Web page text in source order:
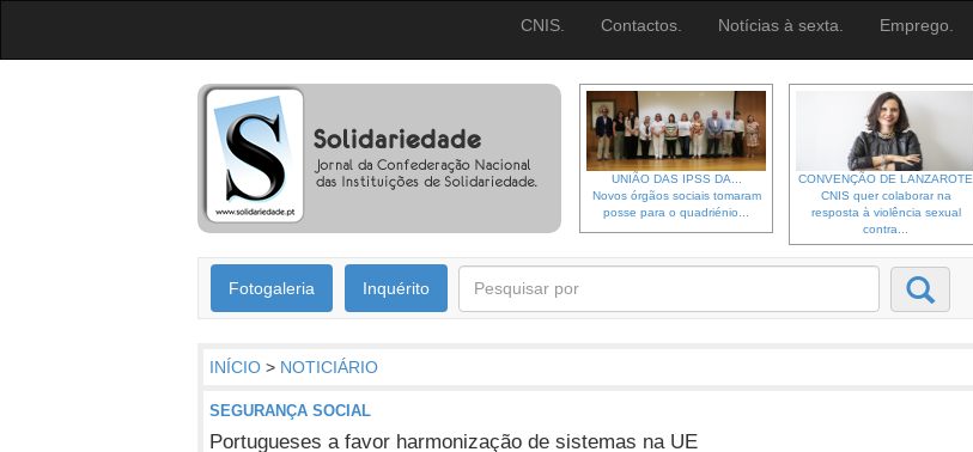
CNIS. Contactos. Notícias à sexta. Emprego.
UNIÃO DAS IPSS DA...
Novos órgãos sociais tomaram
posse para o quadriénio...
CONVENÇÃO DE LANZAROTE
CNIS quer colaborar na
resposta à violência sexual
contra...
Fotogaleria Inquérito
INÍCIO > NOTICIÁRIO
SEGURANÇA SOCIAL
Portugueses a favor harmonização de sistemas na UE